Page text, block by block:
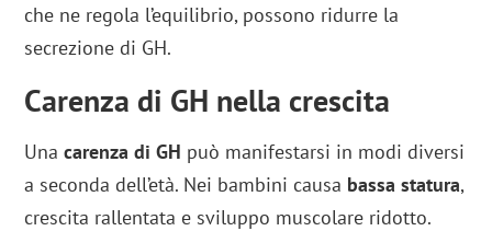
che ne regola l’equilibrio, possono ridurre la
secrezione di GH.
Carenza di GH nella crescita
Unacarenza di GH può manifestarsi in modi diversi
a seconda dell’età. Nei bambini causa bassa statura,
crescita rallentata e sviluppo muscolare ridotto.